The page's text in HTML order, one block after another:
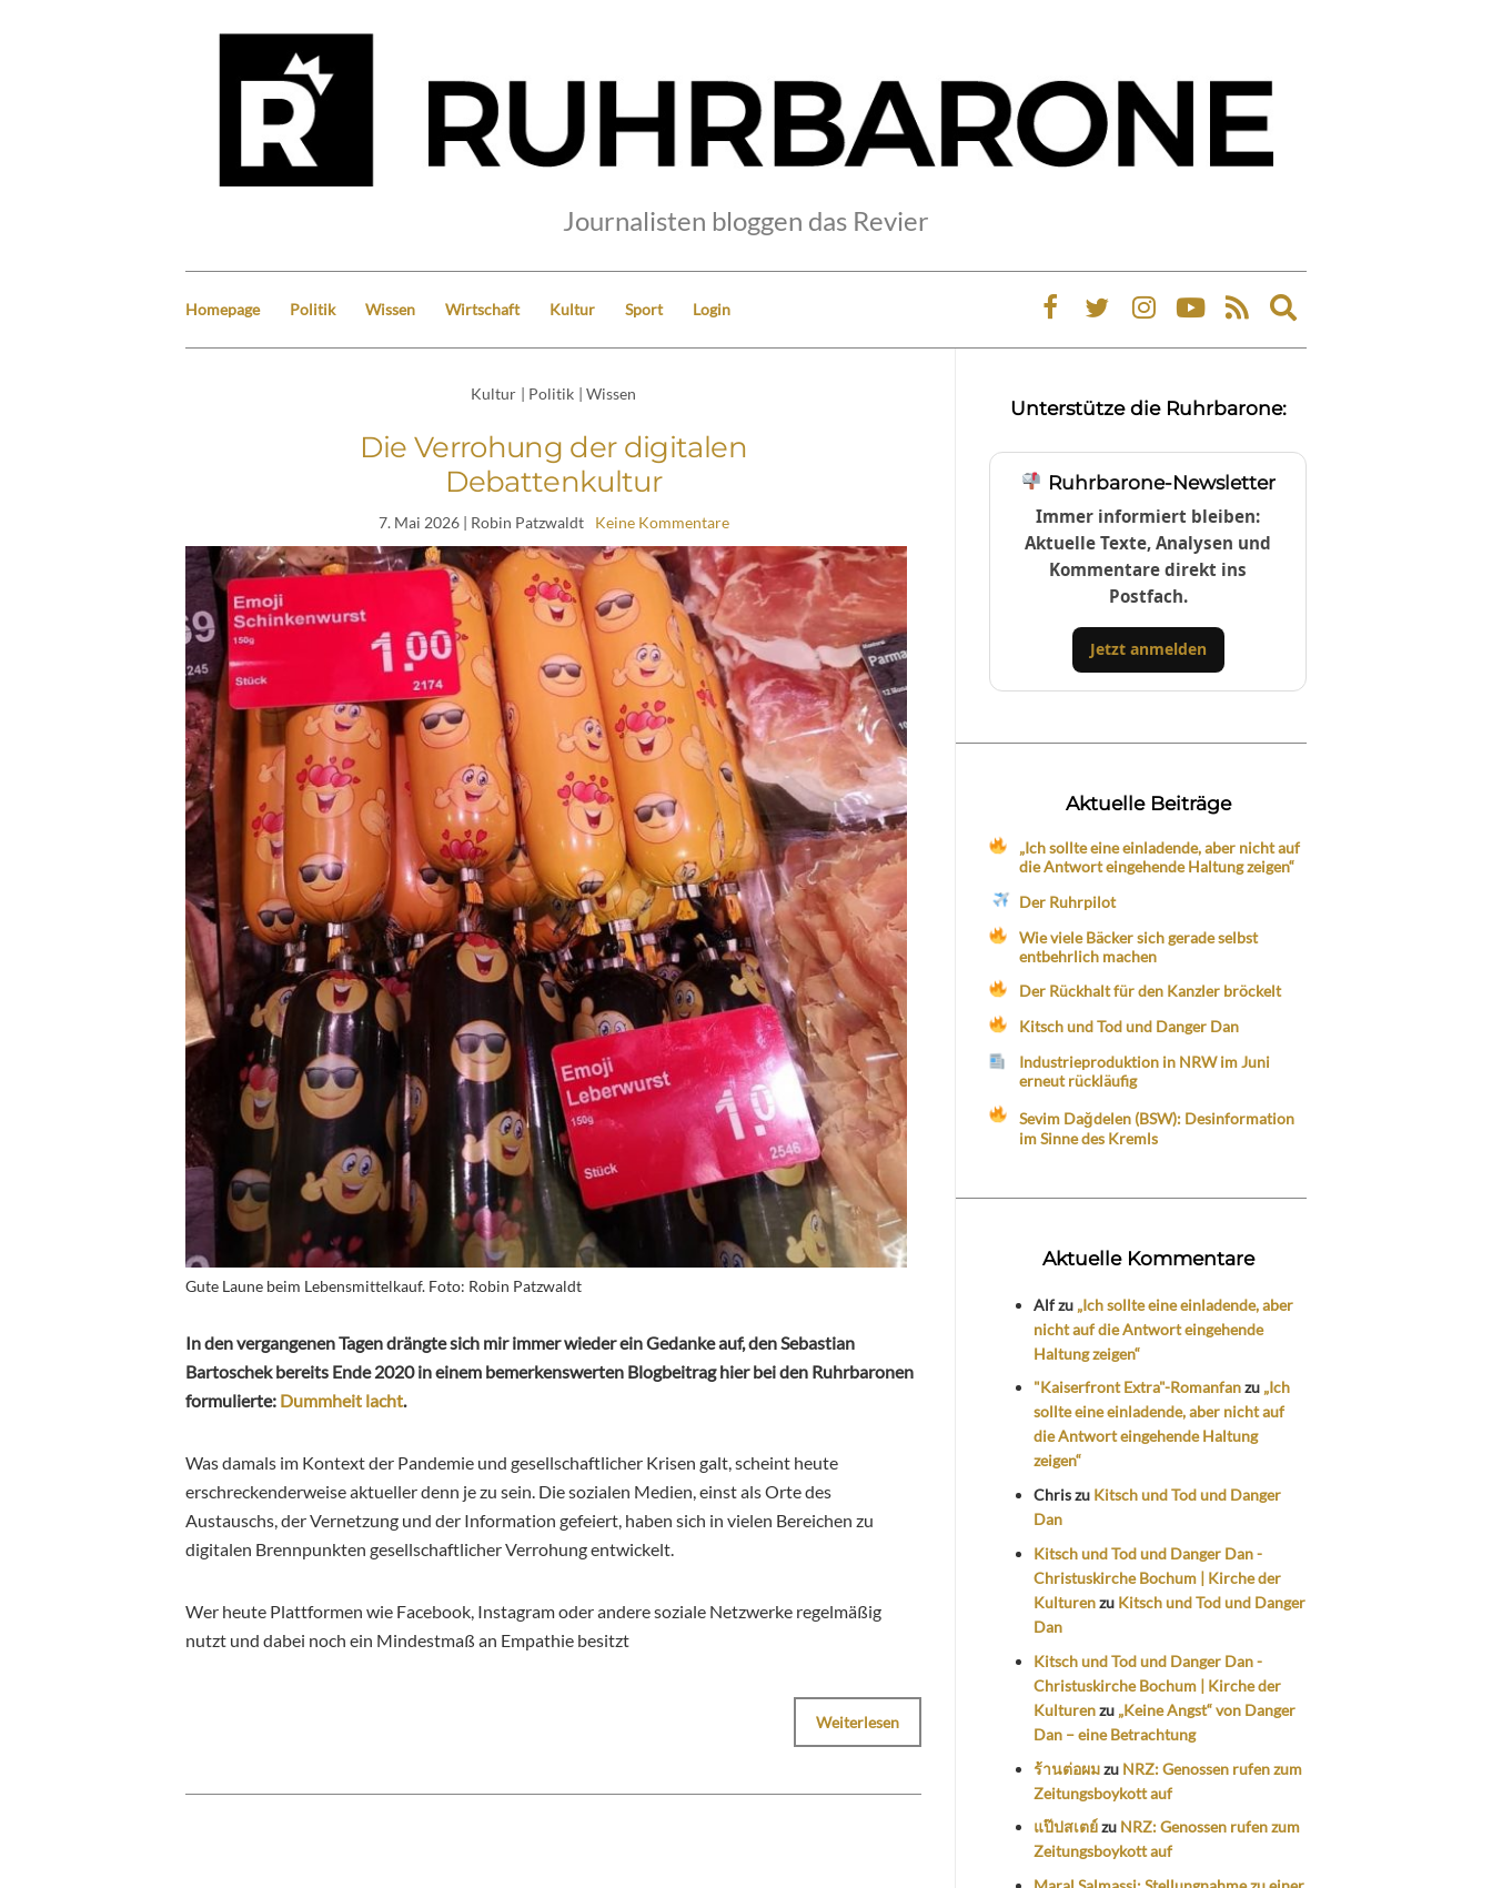
Journalisten bloggen das Revier
Homepage Politik Wissen Wirtschaft Kultur Sport Login
Expand
search
Kultur | Politik | Wissen
Die Verrohung der digitalen
Debattenkultur
7. Mai 2026| Robin Patzwaldt Keine Kommentare
Gute Laune beim Lebensmittelkauf. Foto: Robin Patzwaldt
In den vergangenen Tagen drängte sich mir immer wieder ein Gedanke auf, den Sebastian
Bartoschek bereits Ende 2020 in einem bemerkenswerten Blogbeitrag hier bei den Ruhrbaronen
formulierte: Dummheit lacht.
Was damals im Kontext der Pandemie und gesellschaftlicher Krisen galt, scheint heute
erschreckenderweise aktueller denn je zu sein. Die sozialen Medien, einst als Orte des
Austauschs, der Vernetzung und der Information gefeiert, haben sich in vielen Bereichen zu
digitalen Brennpunkten gesellschaftlicher Verrohung entwickelt.
Wer heute Plattformen wie Facebook, Instagram oder andere soziale Netzwerke regelmäßig
nutzt und dabei noch ein Mindestmaß an Empathie besitzt
Weiterlesen
Unterstütze die Ruhrbarone:
Ruhrbarone-Newsletter
Immer informiert bleiben:
Aktuelle Texte, Analysen und
Kommentare direkt ins
Postfach.
Jetzt anmelden
Aktuelle Beiträge
„Ich sollte eine einladende, aber nicht auf
die Antwort eingehende Haltung zeigen“
Der Ruhrpilot
Wie viele Bäcker sich gerade selbst
entbehrlich machen
Der Rückhalt für den Kanzler bröckelt
Kitsch und Tod und Danger Dan
Industrieproduktion in NRW im Juni
erneut rückläufig
Sevim Dağdelen (BSW): Desinformation
im Sinne des Kremls
Aktuelle Kommentare
Alfzu „Ich sollte eine einladende, aber
nicht auf die Antwort eingehende
Haltung zeigen“
"Kaiserfront Extra"-Romanfanzu „Ich
sollte eine einladende, aber nicht auf
die Antwort eingehende Haltung
zeigen“
Chriszu Kitsch und Tod und Danger
Dan
Kitsch und Tod und Danger Dan -
Christuskirche Bochum | Kirche der
Kulturenzu Kitsch und Tod und Danger
Dan
Kitsch und Tod und Danger Dan -
Christuskirche Bochum | Kirche der
Kulturenzu „Keine Angst“ von Danger
Dan – eine Betrachtung
ร้านต่อผมzu NRZ: Genossen rufen zum
Zeitungsboykott auf
แป๊ปสเตย์zu NRZ: Genossen rufen zum
Zeitungsboykott auf